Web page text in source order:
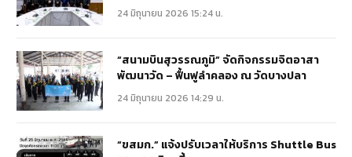
24 มิถุนายน 2026 15:24 น.
“สนามบินสุวรรณภูมิ” จัดกิจกรรมจิตอาสา
พัฒนาวัด – ฟื้นฟูลำคลอง ณ วัดบางปลา
24 มิถุนายน 2026 14:29 น.
“ขสมก.” แจ้งปรับเวลาให้บริการ Shuttle Bus